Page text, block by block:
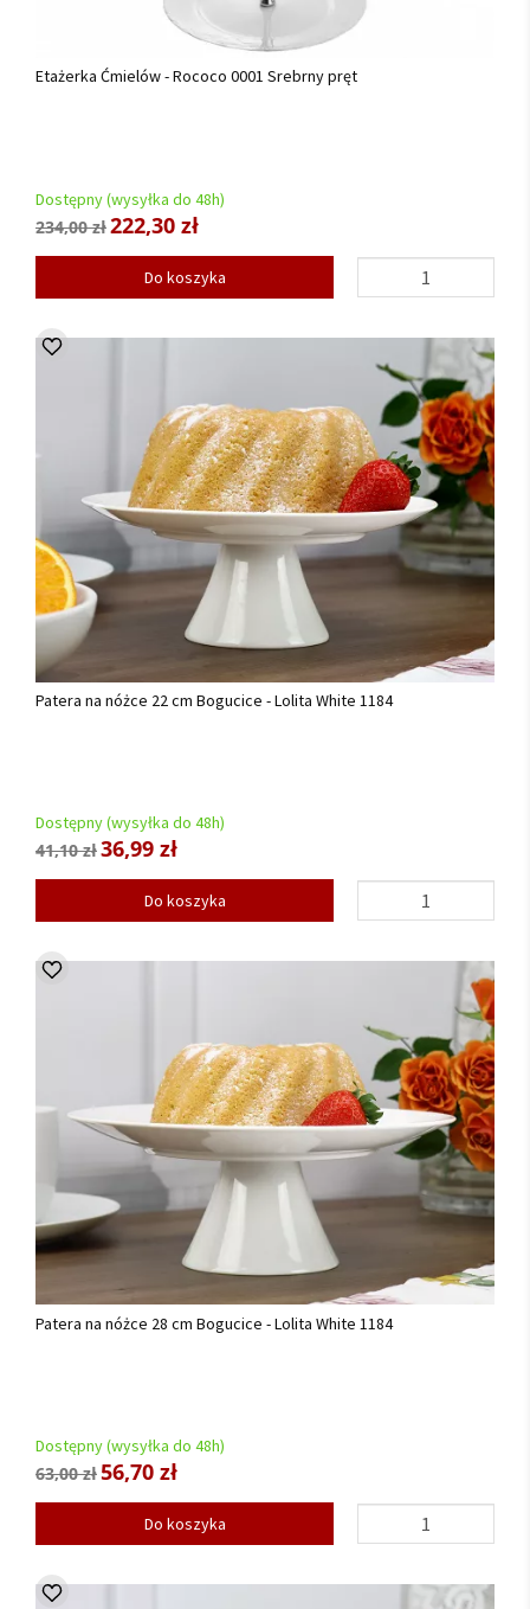
Etażerka Ćmielów - Rococo 0001 Srebrny pręt
Dostępny (wysyłka do 48h)
234,00 zł222,30 zł
Do koszyka
Patera na nóżce 22 cm Bogucice - Lolita White 1184
Dostępny (wysyłka do 48h)
41,10 zł36,99 zł
Do koszyka
Patera na nóżce 28 cm Bogucice - Lolita White 1184
Dostępny (wysyłka do 48h)
63,00 zł56,70 zł
Do koszyka